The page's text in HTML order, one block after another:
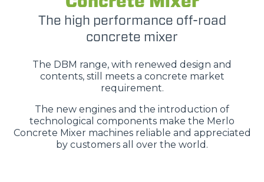
The high performance off-road
concrete mixer
The DBM range, with renewed design and
contents, still meets a concrete market
requirement.
The new engines and the introduction of
technological components make the Merlo
Concrete Mixer machines reliable and appreciated
by customers all over the world.